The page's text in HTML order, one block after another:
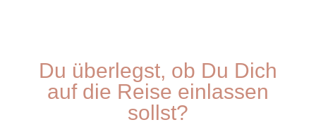
Du überlegst, ob Du Dich
auf die Reise einlassen
sollst?